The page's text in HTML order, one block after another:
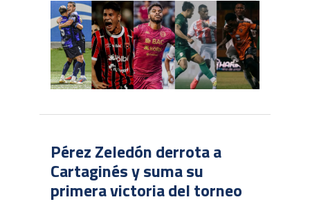
Pérez Zeledón derrota a
Cartaginés y suma su
primera victoria del torneo